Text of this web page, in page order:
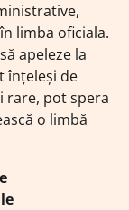
limba oficiala.
apeleze la
înțeleși de
rare, pot spera
o limbă